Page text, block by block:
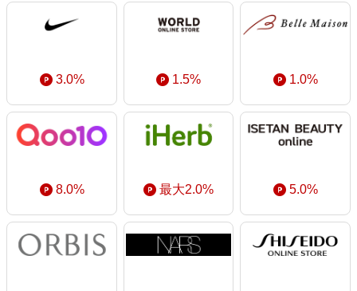
3.0% 1.5% 1.0%
8.0% 最大2.0% 5.0%